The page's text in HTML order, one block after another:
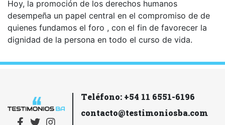
Hoy, la promoción de los derechos humanos
desempeña un papel central en el compromiso de de
quienes fundamos el foro , con el fin de favorecer la
dignidad de la persona en todo el curso de vida.
Teléfono: +54 11 6551-6196
contacto@testimoniosba.com